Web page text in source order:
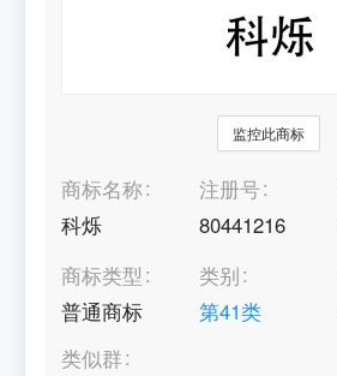
监控此商标
商标名称
科烁
注册号
80441216
商标类型
普通商标
类别
第41类
类似群